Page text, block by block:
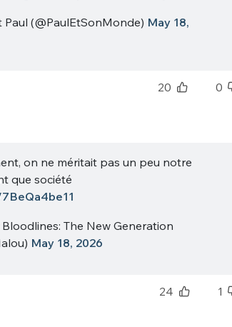
(@PaulEtSonMonde) May 18,
20 0
on ne méritait pas un peu notre
que société
The New Generation
May 18, 2026
24 1